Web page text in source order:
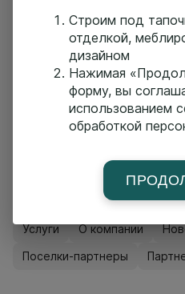
Проект П520
Размер: x м
Проект П570
м2Размер:x м
Главная страница
Услуги
О компании
Поселки-партнеры
Строим под
отделкой,
дизайном
Нажимая
форму, вы
использованием
обработкой